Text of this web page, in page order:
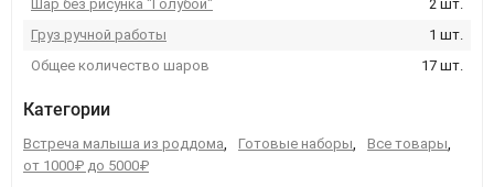
Шар без рисунка "Голубой"
2 шт.
Груз ручной работы
1 шт.
Общее количество шаров
17 шт.
Категории
Встреча малыша из роддома, Готовые наборы, Все товары,
от 1000₽ до 5000₽